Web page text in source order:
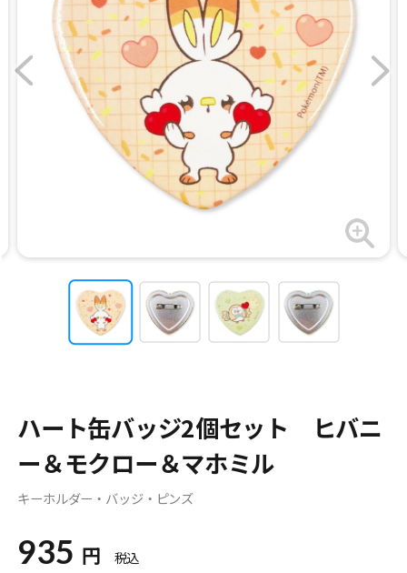
ハート缶バッジ2個セット ヒバニ
ー＆モクロー＆マホミル
キーホルダー・バッジ・ピンズ
935 円 税込